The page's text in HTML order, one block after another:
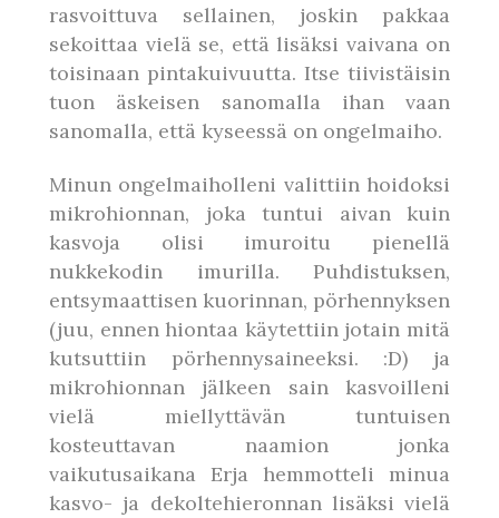
rasvoittuva sellainen, joskin pakkaa
sekoittaa vielä se, että lisäksi vaivana on
toisinaan pintakuivuutta. Itse tiivistäisin
tuon äskeisen sanomalla ihan vaan
sanomalla, että kyseessä on ongelmaiho.
Minun ongelmaiholleni valittiin hoidoksi
mikrohionnan, joka tuntui aivan kuin
kasvoja olisi imuroitu pienellä
nukkekodin imurilla. Puhdistuksen,
entsymaattisen kuorinnan, pörhennyksen
(juu, ennen hiontaa käytettiin jotain mitä
kutsuttiin pörhennysaineeksi. :D) ja
mikrohionnan jälkeen sain kasvoilleni
vielä miellyttävän tuntuisen
kosteuttavan naamion jonka
vaikutusaikana Erja hemmotteli minua
kasvo- ja dekoltehieronnan lisäksi vielä